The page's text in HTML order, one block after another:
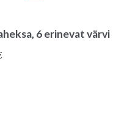
6 erinevat värvi